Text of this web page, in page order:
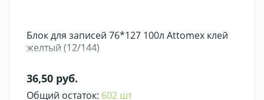
Блок для записей 76*127 100л Attomex клей
желтый (12/144)
36,50 руб.
Общий остаток: 602 шт